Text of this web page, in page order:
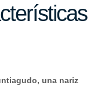
una nariz